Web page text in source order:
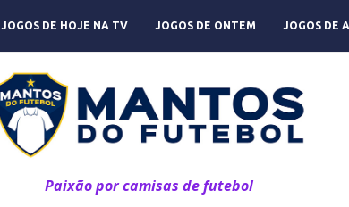
JOGOS DE HOJE NA TV JOGOS DE ONTEM JOGOS DE
Paixão por camisas de futebol